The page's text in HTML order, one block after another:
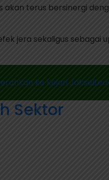
akan terus bersinergi
jera sekaligus sebagai
ke Kejari Jaksel
Sektor